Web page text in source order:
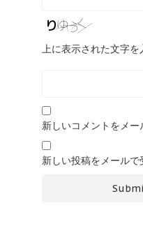
上に表示された文字を
新しいコメントをメー
新しい投稿をメールで